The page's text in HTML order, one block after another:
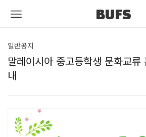
BUFS
일반공지
말레이시아 중고등학생 문화교
내